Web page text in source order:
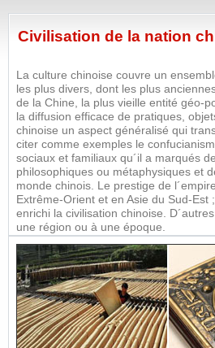
Civilisation de la nation
La culture chinoise couvre un
les plus divers, dont les plus
de la Chine, la plus vieille entité géo-
la diffusion efficace de pratiques,
chinoise un aspect généralisé qui
citer comme exemples le
sociaux et familiaux qu´il a marqués
philosophiques ou métaphysiques et
monde chinois. Le prestige de
Extrême-Orient et en Asie du Sud-
enrichi la civilisation chinoise.
une région ou à une époque.